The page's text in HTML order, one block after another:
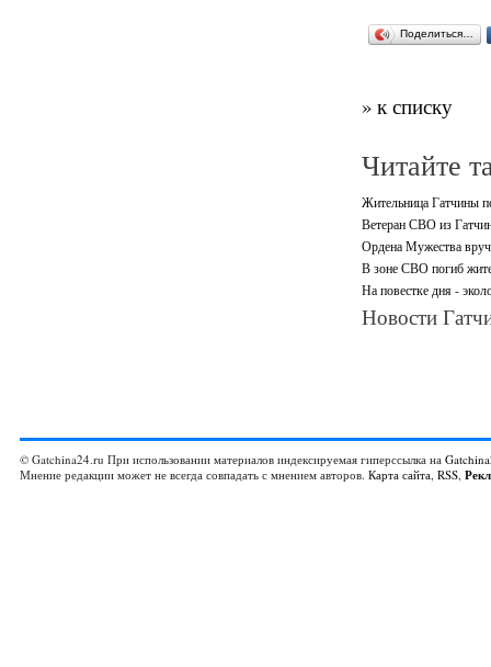
Поделиться…
» к списку
Читайте
Жительница Гатчины
Ветеран СВО из
Ордена Мужества
В зоне СВО погиб
На повестке дня -
Новости
© Gatchina24.ru При использовании материалов индексируемая гиперссылка на
Мнение редакции может не всегда совпадать с мнением авторов. Карта сайта, RSS,